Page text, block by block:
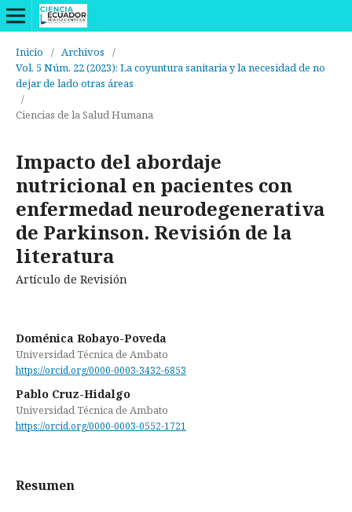
Inicio / Archivos
/
Vol. 5 Núm. 22 (2023): La coyuntura sanitaria y la necesidad de no
dejar de lado otras áreas
/
Ciencias de la Salud Humana
Impacto del abordaje
nutricional en pacientes con
enfermedad neurodegenerativa
de Parkinson. Revisión de la
literatura
Artículo de Revisión
Doménica Robayo-Poveda
Universidad Técnica de Ambato
https://orcid.org/0000-0003-3432-6853
Pablo Cruz-Hidalgo
Universidad Técnica de Ambato
https://orcid.org/0000-0003-0552-1721
Resumen